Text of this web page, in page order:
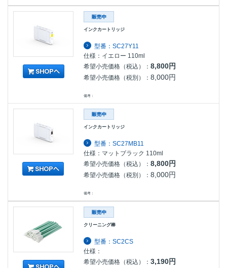
インクカートリッジ
型番：SC27Y11
仕様：イエロー 110ml
希望小売価格（税込）：8,800円
希望小売価格（税別）：8,000円
備考：
インクカートリッジ
型番：SC27MB11
仕様：マットブラック 110ml
希望小売価格（税込）： 8,800円
希望小売価格（税別）： 8,000円
備考：
クリーニング棒
型番：SC2CS
仕様：
希望小売価格（税込）：3,190円